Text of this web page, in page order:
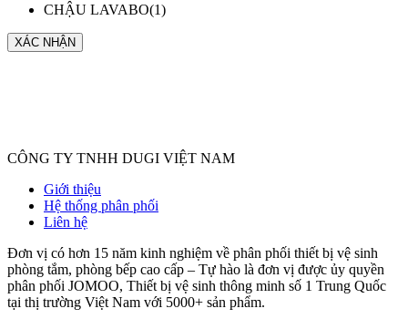
CHẬU LAVABO(1)
XÁC NHẬN
CÔNG TY TNHH DUGI VIỆT NAM
Giới thiệu
Hệ thống phân phối
Liên hệ
Đơn vị có hơn 15 năm kinh nghiệm về phân phối thiết bị vệ sinh
phòng tắm, phòng bếp cao cấp – Tự hào là đơn vị được ủy quyền
phân phối JOMOO, Thiết bị vệ sinh thông minh số 1 Trung Quốc
tại thị trường Việt Nam với 5000+ sản phẩm.